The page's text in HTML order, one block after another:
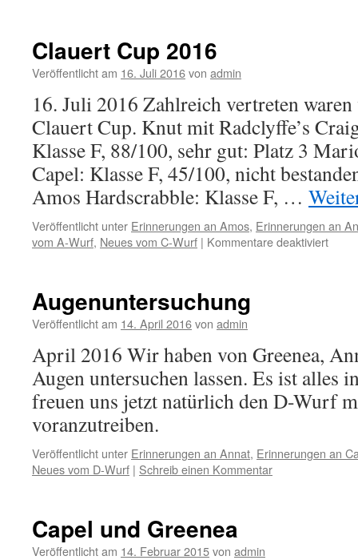
Clauert Cup 2016
Veröffentlicht am 16. Juli 2016von admin
16. Juli 2016 Zahlreich vertreten
Clauert Cup. Knut mit Radclyffe’s
Klasse F, 88/100, sehr gut: Platz 3
Capel: Klasse F, 45/100, nicht
Amos Hardscrabble: Klasse F, …
Veröffentlicht unter Erinnerungen an Amos, Erinnerungen an
vom A-Wurf, Neues vom C-Wurf | Kommentare deaktiviertfür
Augenuntersuchung
Veröffentlicht am 14. April 2016von admin
April 2016 Wir haben von Greenea,
Augen untersuchen lassen. Es ist alles
freuen uns jetzt natürlich den D-Wurf
voranzutreiben.
Veröffentlicht unter Erinnerungen an Annat, Erinnerungen an
Neues vom D-Wurf | Schreib einen Kommentar
Capel und Greenea
Veröffentlicht am 14. Februar 2015von admin